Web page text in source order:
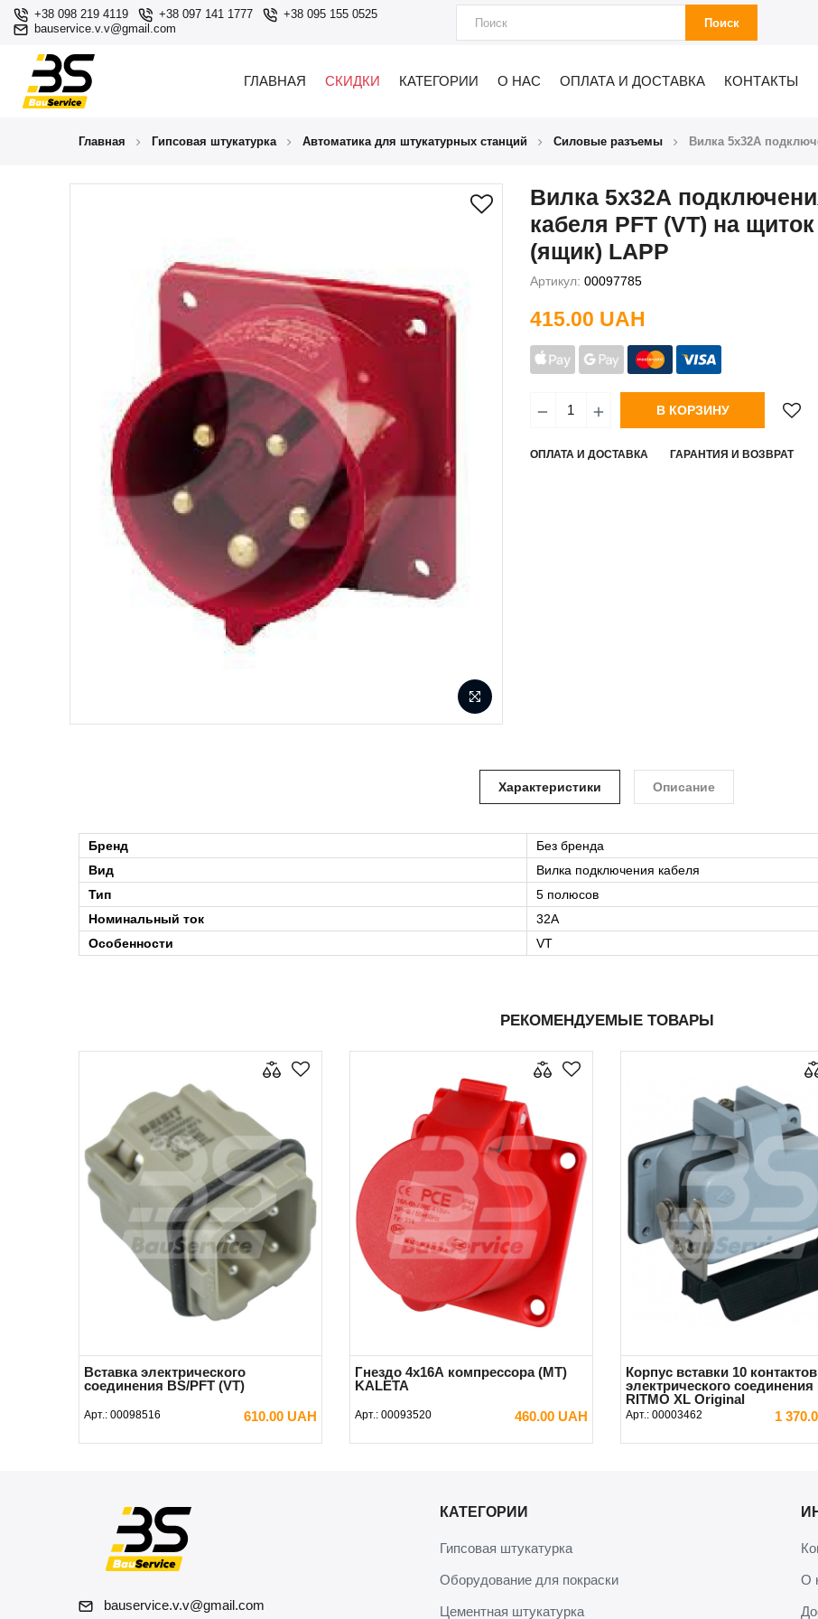
+38 098 219 4119 +38 097 141 1777
+38 095 155 0525
bauservice.v.v@gmail.com
Поиск
ГЛАВНАЯ СКИДКИ КАТЕГОРИИ О НАС ОПЛАТА И ДОСТАВКА КОНТАКТЫ
Главная Гипсовая штукатурка Автоматика для штукатурных станций Силовые разъемы Вилка 5x32А
Вилка 5x32А
кабеля PFT (VT) на щиток
(ящик) LAPP
Артикул: 00097785
415.00 UAH
В КОРЗИНУ
ОПЛАТА И ДОСТАВКА ГАРАНТИЯ И ВОЗВРАТ
Характеристики Описание
Бренд
Без бренда
Вид
Вилка подключения кабеля
Тип
5 полюсов
Номинальный ток
32А
Особенности
VT
РЕКОМЕНДУЕМЫЕ ТОВАРЫ
Вставка электрического
соединения BS/PFT (VT)
Арт.: 00098516 610.00 UAH
В КОРЗИНУ
Гнездо 4x16А компрессора (MT)
KALETA
Арт.: 00093520 460.00 UAH
В КОРЗИНУ
Корпус вставки 10 контактов
электрического соединения
RITMO XL Original
Арт.: 00003462 1
В КОРЗИНУ
bauservice.v.v@gmail.com
КАТЕГОРИИ
Гипсовая штукатурка
Оборудование для покраски
Цементная штукатурка
О